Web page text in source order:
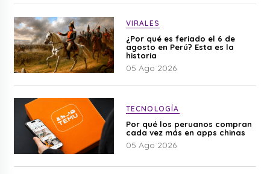
VIRALES
¿Por qué es feriado el 6 de
agosto en Perú? Esta es la
historia
05 Ago 2026
TECNOLOGÍA
Por qué los peruanos compran
cada vez más en apps chinas
05 Ago 2026